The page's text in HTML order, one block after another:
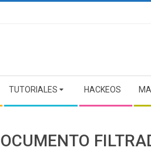
TUTORIALES HACKEOS